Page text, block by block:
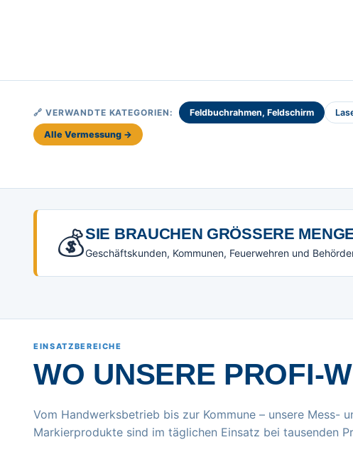
🔗 VERWANDTE KATEGORIEN: Feldbuchrahmen, Feldschirm
Alle Vermessung →
💰SIE BRAUCHEN GRÖSSERE
Geschäftskunden, Kommunen, Feuerwehren und
EINSATZBEREICHE
WO UNSERE PROFI-
Vom Handwerksbetrieb bis zur Kommune – unsere Mess-
Markierprodukte sind im täglichen Einsatz bei tausenden